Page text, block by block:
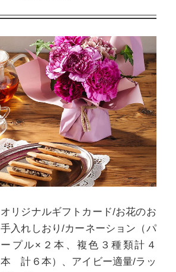
オリジナルギフトカード/お花のお
手入れしおり/カーネーション（パ
ープル×２本、複色３種類計４
本 計６本）、アイビー適量/ラッ